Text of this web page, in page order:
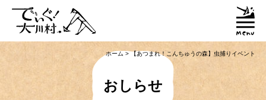
ホーム >【あつまれ！こんちゅうの森】虫捕りイベント
おしらせ